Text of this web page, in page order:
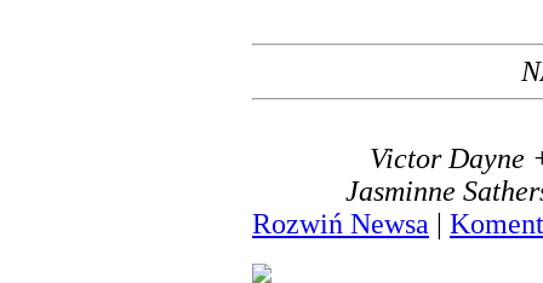
Victor Dayne
Jasminne
Rozwiń Newsa |